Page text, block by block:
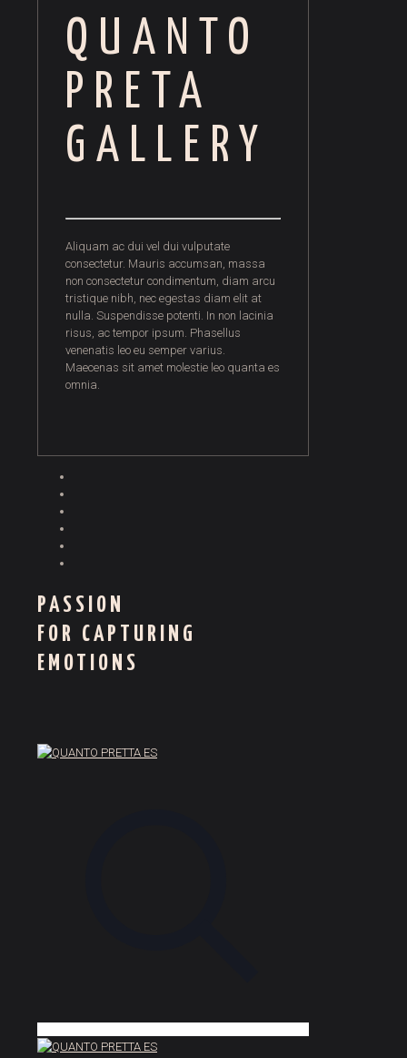
QUANTO
PRETA
GALLERY
Aliquam ac dui vel dui vulputate
consectetur. Mauris accumsan, massa
non consectetur condimentum, diam arcu
tristique nibh, nec egestas diam elit at
nulla. Suspendisse potenti. In non lacinia
risus, ac tempor ipsum. Phasellus
venenatis leo eu semper varius.
Maecenas sit amet molestie leo quanta es
omnia.
PASSION
FOR CAPTURING
EMOTIONS